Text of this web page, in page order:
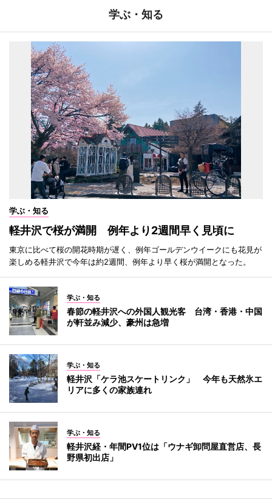
学ぶ・知る
学ぶ・知る
軽井沢で桜が満開 例年より2週間早く見頃に
東京に比べて桜の開花時期が遅く、例年ゴールデンウイークにも花見が
楽しめる軽井沢で今年は約2週間、例年より早く桜が満開となった。
学ぶ・知る
春節の軽井沢への外国人観光客 台湾・香港・中国
が軒並み減少、豪州は急増
学ぶ・知る
軽井沢「ケラ池スケートリンク」 今年も天然氷エ
リアに多くの家族連れ
学ぶ・知る
軽井沢経・年間PV1位は「ウナギ卸問屋直営店、長
野県初出店」